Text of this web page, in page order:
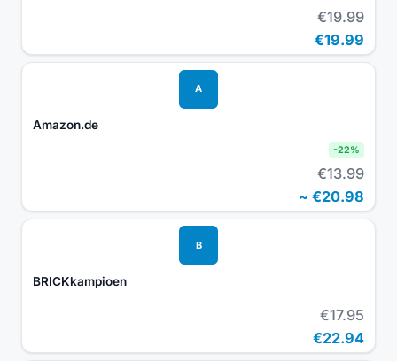
€19.99
€19.99
A
Amazon.de
-22%
€13.99
~ €20.98
B
BRICKkampioen
€17.95
€22.94